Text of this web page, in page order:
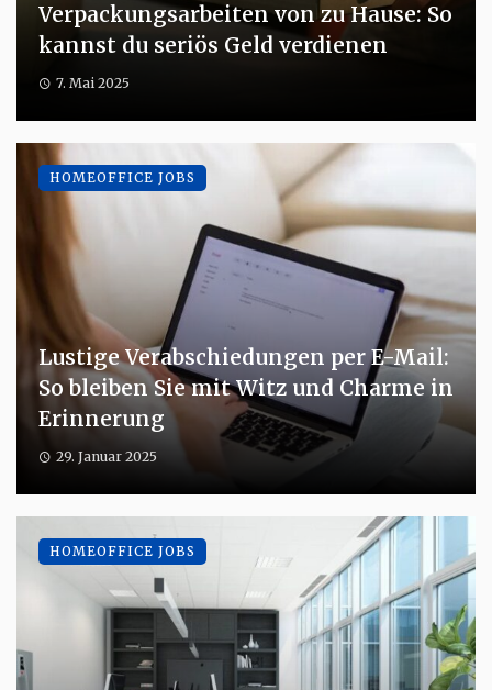
Verpackungsarbeiten von zu Hause: So
kannst du seriös Geld verdienen
7. Mai 2025
Lustige Verabschiedungen per E-Mail:
So bleiben Sie mit Witz und Charme in
Erinnerung
29. Januar 2025
HOMEOFFICE JOBS
HOMEOFFICE JOBS